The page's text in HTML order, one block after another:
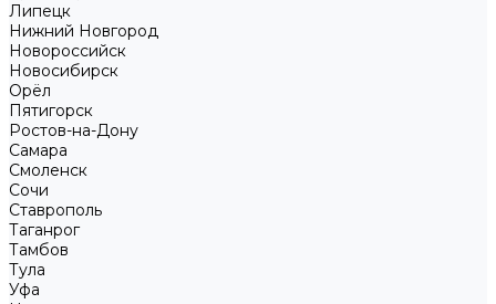
Липецк
Нижний Новгород
Новороссийск
Новосибирск
Орёл
Пятигорск
Ростов-на-Дону
Самара
Смоленск
Сочи
Ставрополь
Таганрог
Тамбов
Тула
Уфа